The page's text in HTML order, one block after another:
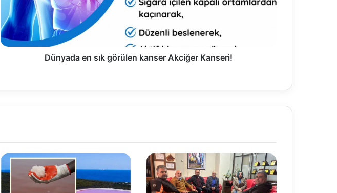
Dünyada en sık görülen kanser Akciğer Kanseri!